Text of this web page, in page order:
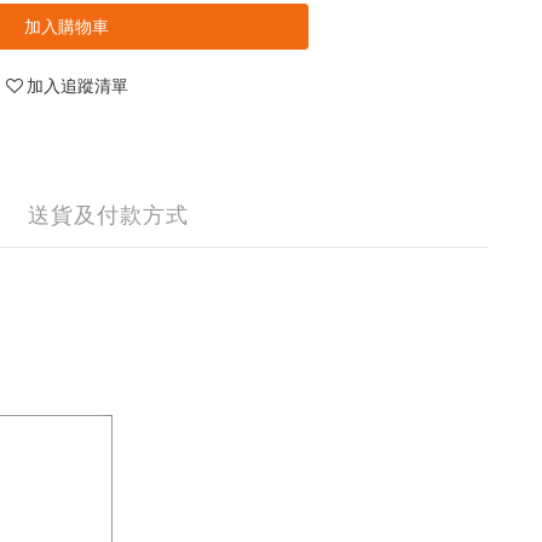
加入購物車
加入追蹤清單
送貨及付款方式